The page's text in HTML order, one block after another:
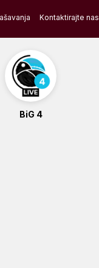
Kontaktirajte nas
BiG 4